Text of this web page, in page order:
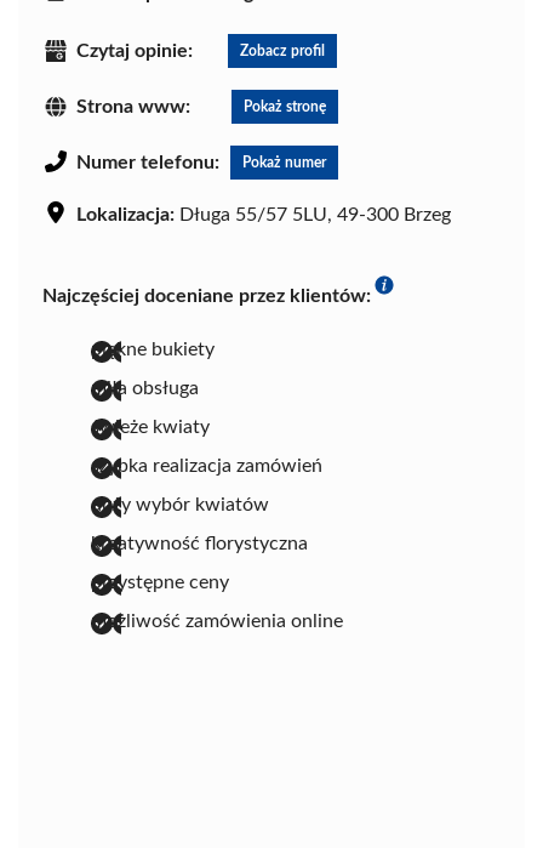
Czytaj opinie: Zobacz profil
Strona www: Pokaż stronę
Numer telefonu: Pokaż numer
Lokalizacja: Długa 55/57 5LU, 49-300 Brzeg
Najczęściej doceniane przez klientów:
piękne bukiety
miła obsługa
świeże kwiaty
szybka realizacja zamówień
duży wybór kwiatów
kreatywność florystyczna
przystępne ceny
możliwość zamówienia online